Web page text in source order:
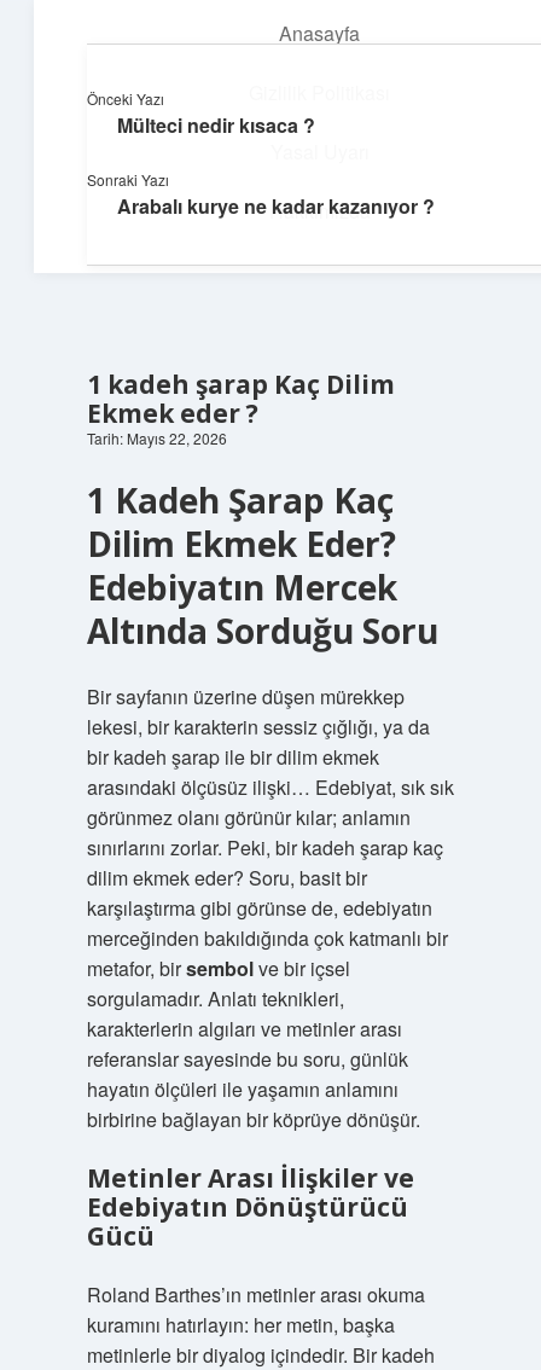
Anasayfa
Hakkımızda
Hayatına neşe katan kısa hikayeler!
1 kadeh şarap Kaç Dilim
Ekmek eder ?
Tarih: Mayıs 22, 2026
1 Kadeh Şarap Kaç
Dilim Ekmek Eder?
Edebiyatın Mercek
Altında Sorduğu Soru
Bir sayfanın üzerine düşen mürekkep
lekesi, bir karakterin sessiz çığlığı, ya da
bir kadeh şarap ile bir dilim ekmek
arasındaki ölçüsüz ilişki… Edebiyat, sık sık
görünmez olanı görünür kılar; anlamın
sınırlarını zorlar. Peki, bir kadeh şarap kaç
dilim ekmek eder? Soru, basit bir
karşılaştırma gibi görünse de, edebiyatın
merceğinden bakıldığında çok katmanlı bir
metafor, birsembolve bir içsel
sorgulamadır. Anlatı teknikleri,
karakterlerin algıları ve metinler arası
referanslar sayesinde bu soru, günlük
hayatın ölçüleri ile yaşamın anlamını
birbirine bağlayan bir köprüye dönüşür.
Metinler Arası İlişkiler ve
Edebiyatın Dönüştürücü
Gücü
Roland Barthes’ın metinler arası okuma
kuramını hatırlayın: her metin, başka
metinlerle bir diyalog içindedir. Bir kadeh
Önceki Yazı
Mülteci nedir kısaca ?
Sonraki Yazı
Arabalı kurye ne kadar kazanıyor ?